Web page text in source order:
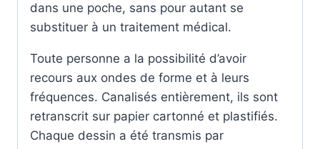
dans une poche, sans pour autant se
substituer à un traitement médical.
Toute personne a la possibilité d’avoir
recours aux ondes de forme et à leurs
fréquences. Canalisés entièrement, ils sont
retranscrit sur papier cartonné et plastifiés.
Chaque dessin a été transmis par